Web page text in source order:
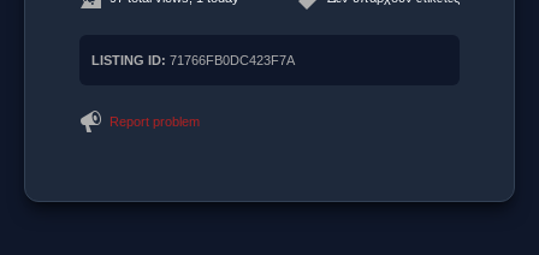
LISTING ID: 71766FB0DC423F7A
Report problem